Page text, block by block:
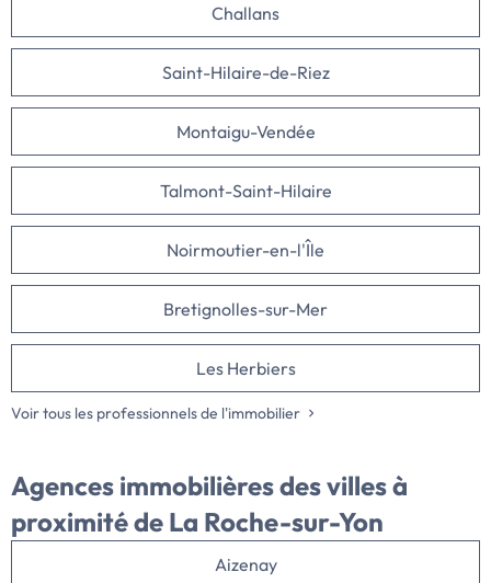
Challans
Saint-Hilaire-de-Riez
Montaigu-Vendée
Talmont-Saint-Hilaire
Noirmoutier-en-l'Île
Bretignolles-sur-Mer
Les Herbiers
Voir tous les professionnels de l'immobilier
Agences immobilières des villes à
proximité de La Roche-sur-Yon
Aizenay